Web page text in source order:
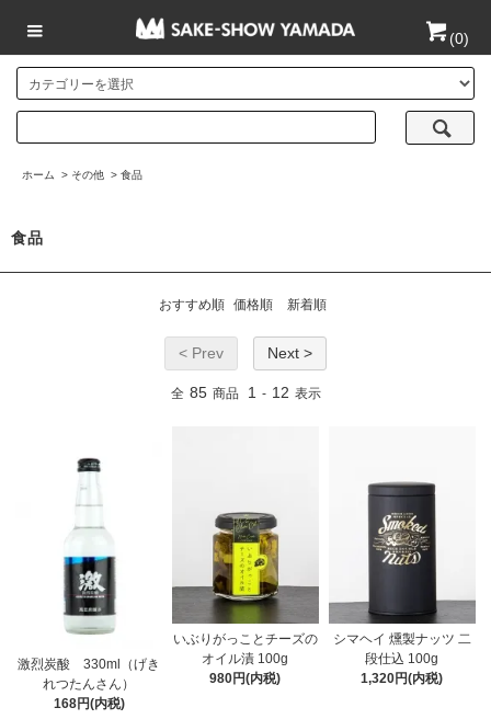
(0)
ホーム > その他 > 食品
食品
おすすめ順 価格順 新着順
< Prev Next >
全 85 商品 1 - 12 表示
激烈炭酸 330ml（げき
れつたんさん）
168円(内税)
いぶりがっことチーズの
オイル漬 100g
980円(内税)
シマヘイ 燻製ナッツ 二
段仕込 100g
1,320円(内税)